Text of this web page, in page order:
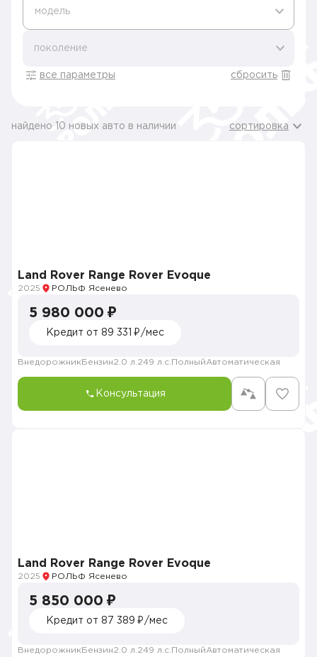
модель
поколение
все параметры сбросить
найдено 10 новых авто в наличии сортировка
Land Rover Range Rover Evoque
2025 РОЛЬФ Ясенево
5 980 000 ₽
Кредит от 89 331 ₽/мес
Внедорожник Бензин2.0 л. 249 л.с. ПолныйАвтоматическая
Консультация
Land Rover Range Rover Evoque
2025 РОЛЬФ Ясенево
5 850 000 ₽
Кредит от 87 389 ₽/мес
Внедорожник Бензин2.0 л. 249 л.с. ПолныйАвтоматическая